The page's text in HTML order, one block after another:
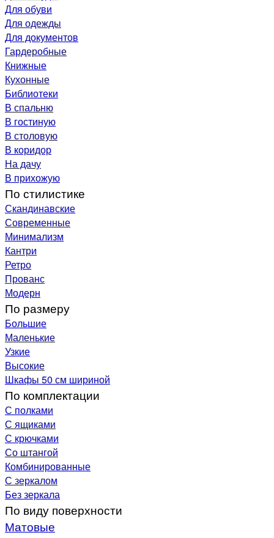
Для обуви
Для одежды
Для документов
Гардеробные
Книжные
Кухонные
Библиотеки
В спальню
В гостиную
В столовую
В коридор
На дачу
В прихожую
По стилистике
Скандинавские
Современные
Минимализм
Кантри
Ретро
Прованс
Модерн
По размеру
Большие
Маленькие
Узкие
Высокие
Шкафы 50 см шириной
По комплектации
С полками
С ящиками
С крючками
Со штангой
Комбинированные
С зеркалом
Без зеркала
По виду поверхности
Матовые